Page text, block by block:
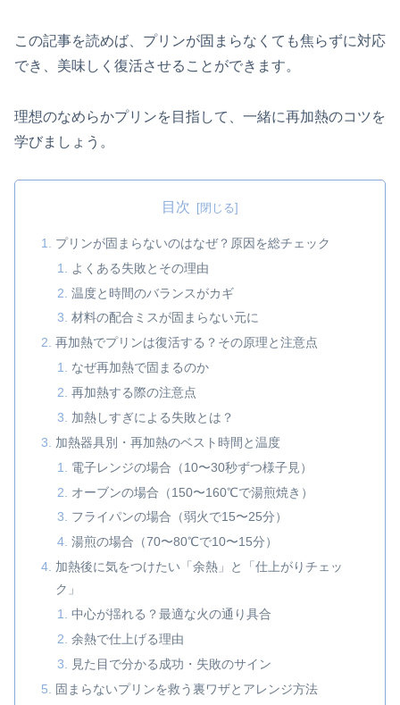
この記事を読めば、プリンが固まらなくても焦らずに対応
でき、美味しく復活させることができます。
理想のなめらかプリンを目指して、一緒に再加熱のコツを
学びましょう。
目次
プリンが固まらないのはなぜ？原因を総チェック
よくある失敗とその理由
温度と時間のバランスがカギ
材料の配合ミスが固まらない元に
再加熱でプリンは復活する？その原理と注意点
なぜ再加熱で固まるのか
再加熱する際の注意点
加熱しすぎによる失敗とは？
加熱器具別・再加熱のベスト時間と温度
電子レンジの場合（10〜30秒ずつ様子見）
オーブンの場合（150〜160℃で湯煎焼き）
フライパンの場合（弱火で15〜25分）
湯煎の場合（70〜80℃で10〜15分）
加熱後に気をつけたい「余熱」と「仕上がりチェッ
ク」
中心が揺れる？最適な火の通り具合
余熱で仕上げる理由
見た目で分かる成功・失敗のサイン
固まらないプリンを救う裏ワザとアレンジ方法